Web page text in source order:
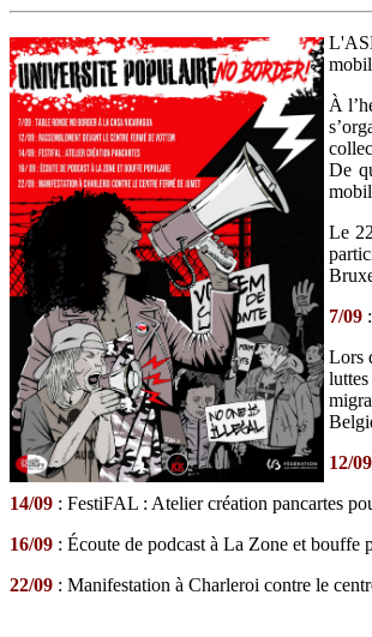
À
De
Le
7/09
Lors
12/09
14/09 : FestiFAL : Atelier création pancartes
16/09 : Écoute de podcast à La Zone et bouffe
22/09 : Manifestation à Charleroi contre le